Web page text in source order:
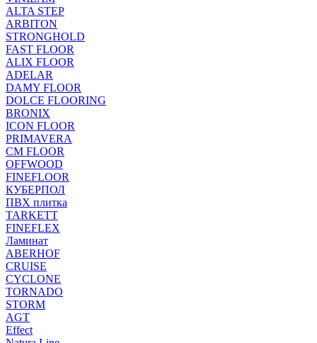
ALTA STEP
ARBITON
STRONGHOLD
FAST FLOOR
ALIX FLOOR
ADELAR
DAMY FLOOR
DOLCE FLOORING
BRONIX
ICON FLOOR
PRIMAVERA
CM FLOOR
OFFWOOD
FINEFLOOR
КУБЕРПОЛ
ПВХ плитка
TARKETT
FINEFLEX
Ламинат
ABERHOF
CRUISE
CYCLONE
TORNADO
STORM
AGT
Effect